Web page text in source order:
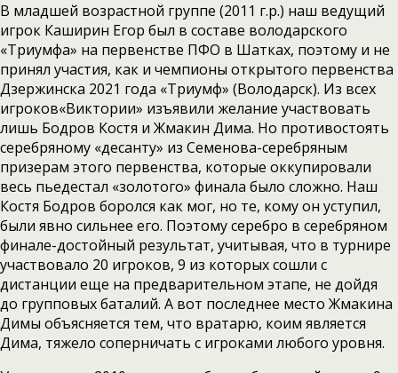
В младшей возрастной группе (2011 г.р.) наш ведущий
игрок Каширин Егор был в составе володарского
«Триумфа» на первенстве ПФО в Шатках, поэтому и не
принял участия, как и чемпионы открытого первенства
Дзержинска 2021 года «Триумф» (Володарск). Из всех
игроков«Виктории» изъявили желание участвовать
лишь Бодров Костя и Жмакин Дима. Но противостоять
серебряному «десанту» из Семенова-серебряным
призерам этого первенства, которые оккупировали
весь пьедестал «золотого» финала было сложно. Наш
Костя Бодров боролся как мог, но те, кому он уступил,
были явно сильнее его. Поэтому серебро в серебряном
финале-достойный результат, учитывая, что в турнире
участвовало 20 игроков, 9 из которых сошли с
дистанции еще на предварительном этапе, не дойдя
до групповых баталий. А вот последнее место Жмакина
Димы объясняется тем, что вратарю, коим является
Дима, тяжело соперничать с игроками любого уровня.